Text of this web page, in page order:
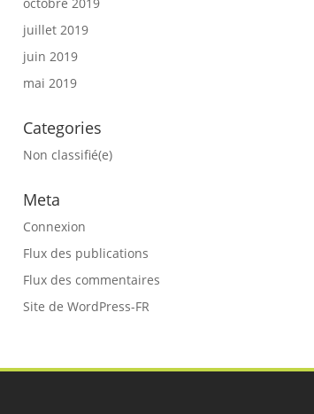
juillet 2019
juin 2019
mai 2019
Categories
Non classifié(e)
Meta
Connexion
Flux des publications
Flux des commentaires
Site de WordPress-FR